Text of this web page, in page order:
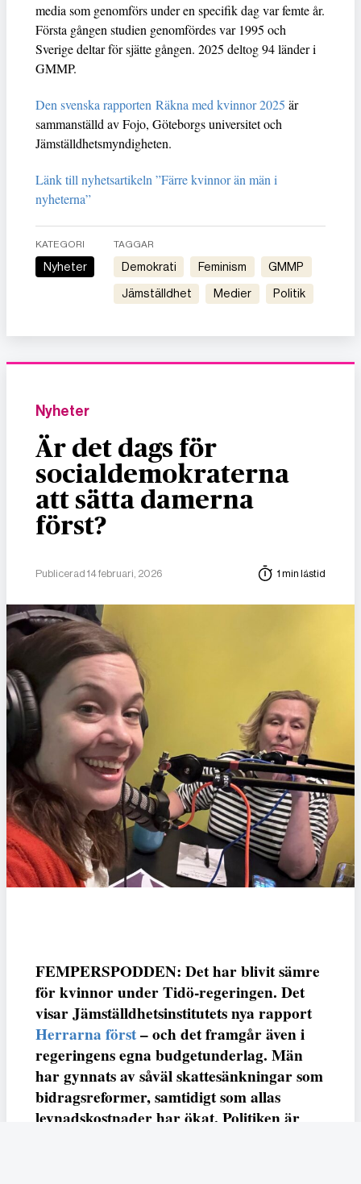
media som genomförs under en specifik dag var femte år.
Första gången studien genomfördes var 1995 och
Sverige deltar för sjätte gången. 2025 deltog 94 länder i
GMMP.
Den svenska rapporten Räkna med kvinnor 2025 är
sammanställd av Fojo, Göteborgs universitet och
Jämställdhetsmyndigheten.
Länk till nyhetsartikeln ”Färre kvinnor än män i
nyheterna”
KATEGORI
Nyheter
TAGGAR
demokrati feminism GMMP
jämställdhet medier politik
Nyheter
Är det dags för
socialdemokraterna
att sätta damerna
först?
Publicerad 14 februari, 2026 1 min lästid
FEMPERSPODDEN: Det har blivit sämre
för kvinnor under Tidö-regeringen. Det
visar Jämställdhetsinstitutets nya rapport
Herrarna först– och det framgår även i
regeringens egna budgetunderlag. Män
har gynnats av såväl skattesänkningar som
bidragsreformer, samtidigt som allas
levnadskostnader har ökat. Politiken är